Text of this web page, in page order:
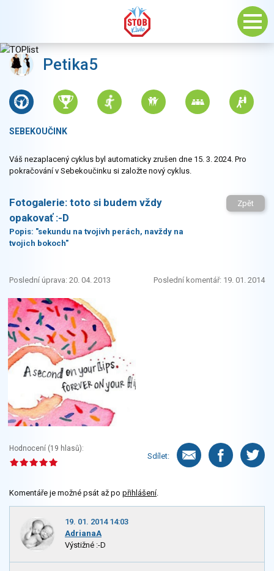
Petika5
SEBEKOUČINK
Váš nezaplacený cyklus byl automaticky zrušen dne 15. 3. 2024. Pro
pokračování v Sebekoučinku si založte nový cyklus.
Fotogalerie: toto si budem vždy
opakovať :-D
Popis: "sekundu na tvojivh perách, navždy na
tvojich bokoch"
Zpět
Poslední úprava: 20. 04. 2013 Poslední komentář: 19. 01. 2014
Hodnocení (19 hlasů):
Sdílet:
Komentáře je možné psát až po přihlášení.
19. 01. 2014 14:03
AdrianaA
Výstižné :-D